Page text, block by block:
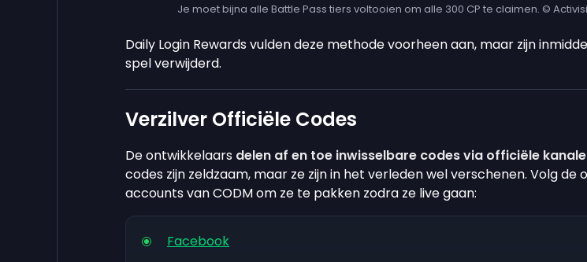
Je moet bijna alle Battle Pass tiers voltooien om alle 300 CP te claimen. ©
Daily Login Rewards vulden deze methode voorheen aan, maar zijn
spel verwijderd.
Verzilver Officiële Codes
De ontwikkelaars delen af en toe inwisselbare codes via officiële
codes zijn zeldzaam, maar ze zijn in het verleden wel verschenen. Volg de
accounts van CODM om ze te pakken zodra ze live gaan:
Facebook